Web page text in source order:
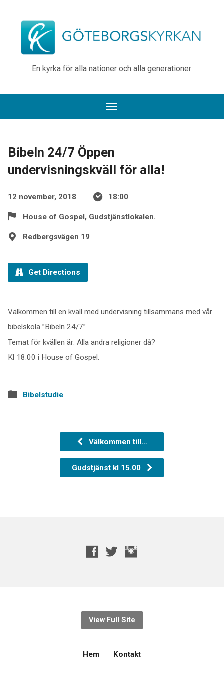
En kyrka för alla nationer och alla generationer
Bibeln 24/7 Öppen
undervisningskväll för alla!
12 november, 2018 18:00
House of Gospel, Gudstjänstlokalen.
Redbergsvägen 19
Get Directions
Välkommen till en kväll med undervisning tillsammans med vår
bibelskola ”Bibeln 24/7”
Temat för kvällen är: Alla andra religioner då?
Kl 18.00 i House of Gospel.
Bibelstudie
Välkommen till…
Gudstjänst kl 15.00
View Full Site
Hem Kontakt